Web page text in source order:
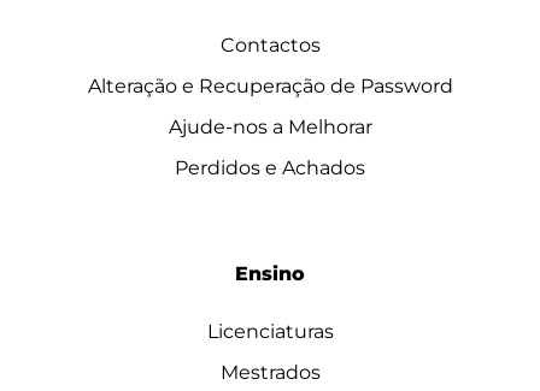
Contactos
Alteração e Recuperação de Password
Ajude-nos a Melhorar
Perdidos e Achados
Ensino
Licenciaturas
Mestrados